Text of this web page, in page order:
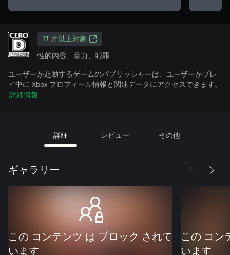
17 才以上対象
性的内容、暴力、犯罪
ユーザーが起動するゲームのパブリッシャーは、ユーザーがプレ
イ中に Xbox プロフィール情報と関連データにアクセスできます。
詳細情報
詳細 レビュー その他
ギャラリー
この コンテンツ は ブロック されて
います
この コン
います